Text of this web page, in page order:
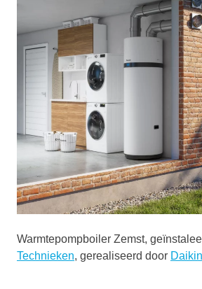
Warmtepompboiler Zemst,
Technieken, gerealiseerd door